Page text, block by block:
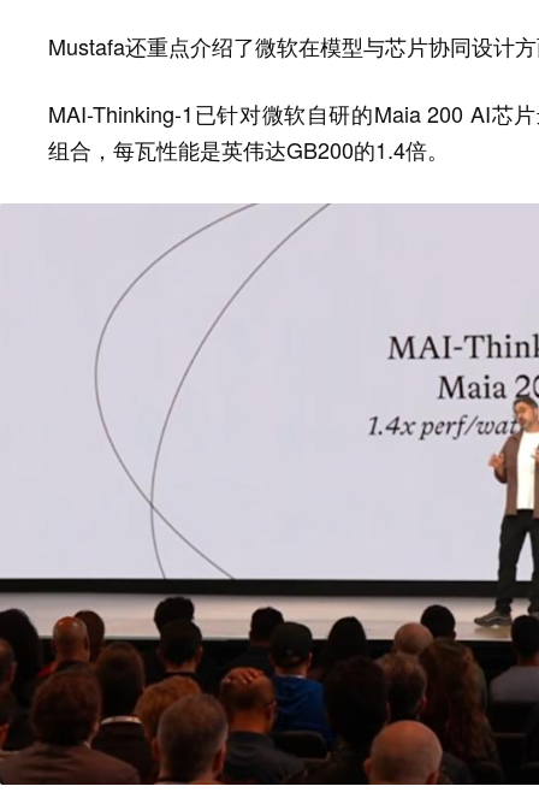
Mustafa还重点介绍了微软在模型与芯片协同设计
MAI-Thinking-1已针对微软自研的Maia 200 AI芯
组合，每瓦性能是英伟达GB200的1.4倍。